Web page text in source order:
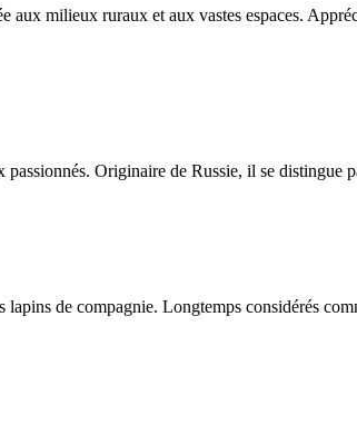
aux milieux ruraux et aux vastes espaces.
Originaire de Russie, il se distingue
de compagnie. Longtemps considérés